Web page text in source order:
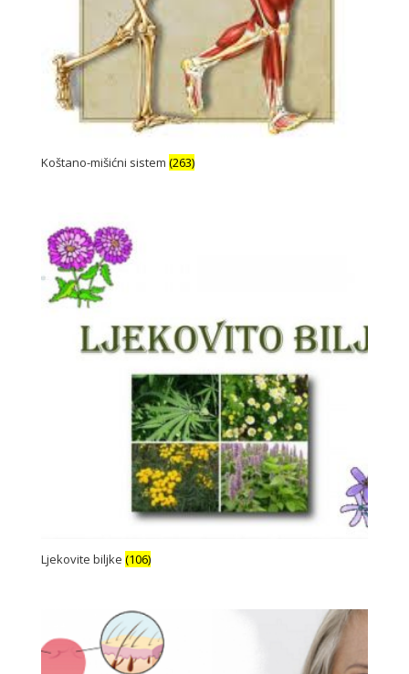
Koštano-mišićni sistem (263)
Ljekovite biljke (106)